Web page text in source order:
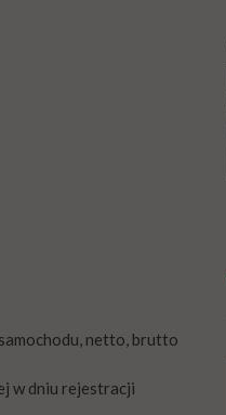
netto, brutto
w dniu rejestracji